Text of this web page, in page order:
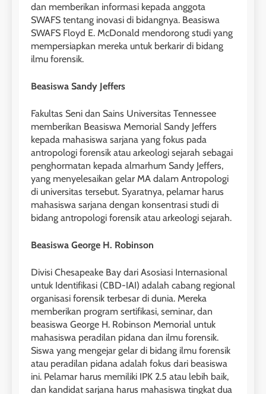
26
Nilai Peserta Kursus IELTS
Online
LEIDEN INSTITUTE
dan memberikan informasi kepada anggota
SWAFS tentang inovasi di bidangnya. Beasiswa
SWAFS Floyd E. McDonald mendorong studi yang
mempersiapkan mereka untuk berkarir di bidang
ilmu forensik.
Beasiswa Sandy Jeffers
Fakultas Seni dan Sains Universitas Tennessee
memberikan Beasiswa Memorial Sandy Jeffers
kepada mahasiswa sarjana yang fokus pada
antropologi forensik atau arkeologi sejarah sebagai
penghormatan kepada almarhum Sandy Jeffers,
yang menyelesaikan gelar MA dalam Antropologi
di universitas tersebut. Syaratnya, pelamar harus
mahasiswa sarjana dengan konsentrasi studi di
bidang antropologi forensik atau arkeologi sejarah.
Beasiswa George H. Robinson
Divisi Chesapeake Bay dari Asosiasi Internasional
untuk Identifikasi (CBD-IAI) adalah cabang regional
organisasi forensik terbesar di dunia. Mereka
memberikan program sertifikasi, seminar, dan
beasiswa George H. Robinson Memorial untuk
mahasiswa peradilan pidana dan ilmu forensik.
Siswa yang mengejar gelar di bidang ilmu forensik
atau peradilan pidana adalah fokus dari beasiswa
ini. Pelamar harus memiliki IPK 2.5 atau lebih baik,
dan kandidat sarjana harus mahasiswa tingkat dua